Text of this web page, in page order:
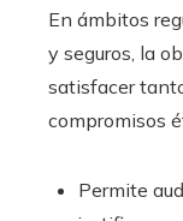
En ámbitos
y seguros, la
satisfacer
compromisos
Permite